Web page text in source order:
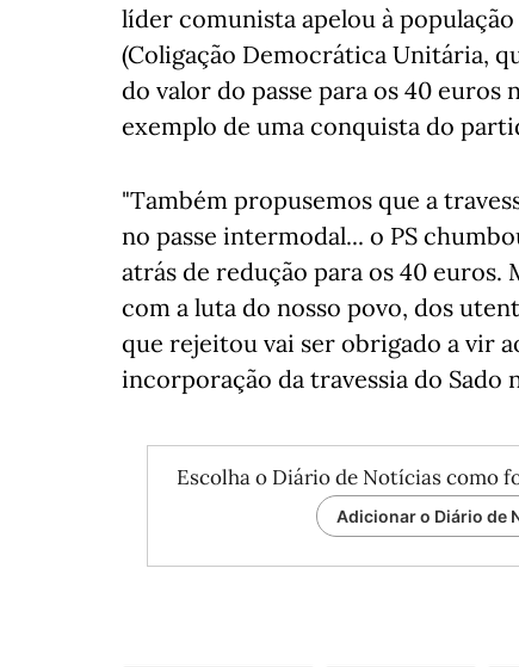
líder comunista apelou à
(Coligação Democrática Unitária,
do valor do passe para os 40 euros
exemplo de uma conquista do
"Também propusemos que a
no passe intermodal... o PS
atrás de redução para os 40
com a luta do nosso povo, dos
que rejeitou vai ser obrigado a vir
incorporação da travessia do Sado
Escolha o Diário de Notícias como
Adicionar o Diário de